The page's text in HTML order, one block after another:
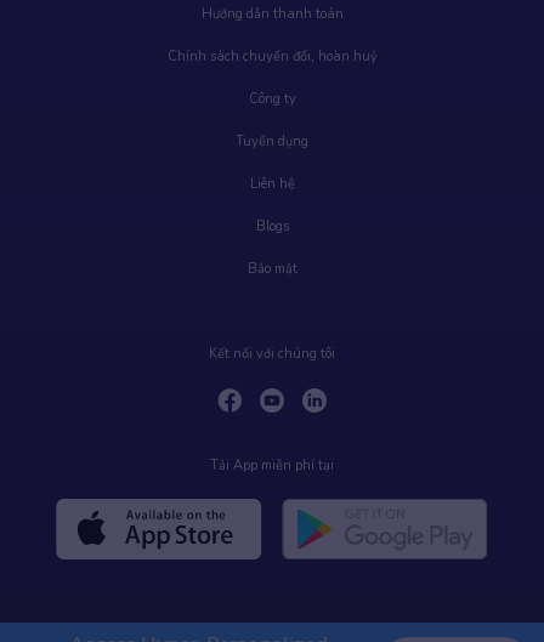
Hướng dẫn thanh toán
Chính sách chuyển đổi, hoàn huỷ
Công ty
Tuyển dụng
Liên hệ
Blogs
Bảo mật
Kết nối với chúng tôi
Tải App miễn phí tại